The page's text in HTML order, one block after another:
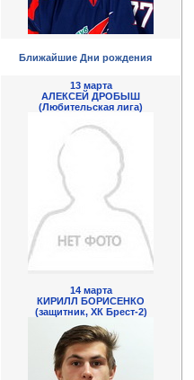
Ближайшие Дни рождения
13 марта
АЛЕКСЕЙ ДРОБЫШ
(Любительская лига)
14 марта
КИРИЛЛ БОРИСЕНКО
(защитник, ХК Брест-2)